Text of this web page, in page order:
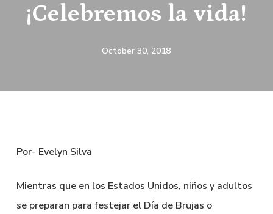
¡Celebremos la vida!
October 30, 2018
Por- Evelyn Silva
Mientras que en los Estados Unidos, niños y adultos
se preparan para festejar el Día de Brujas o